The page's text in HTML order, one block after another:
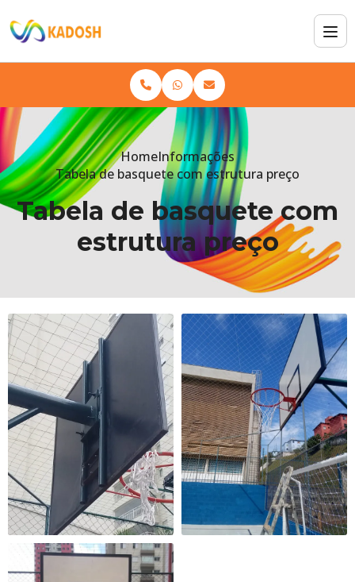
HomeInformações
Tabela de basquete com estrutura preço
Tabela de basquete com
estrutura preço